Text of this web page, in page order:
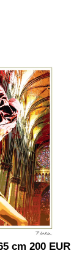
cm 200 EUR